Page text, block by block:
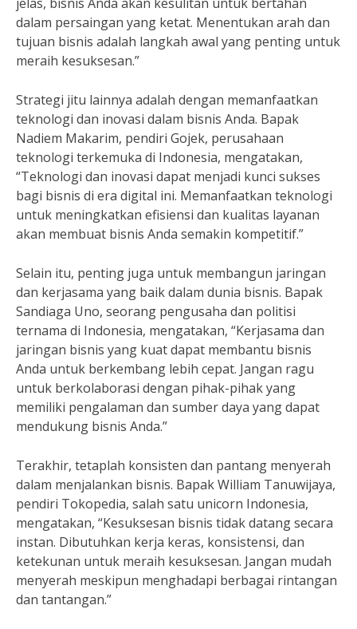
dalam persaingan yang ketat. Menentukan arah dan
tujuan bisnis adalah langkah awal yang penting untuk
meraih kesuksesan.”
Strategi jitu lainnya adalah dengan memanfaatkan
teknologi dan inovasi dalam bisnis Anda. Bapak
Nadiem Makarim, pendiri Gojek, perusahaan
teknologi terkemuka di Indonesia, mengatakan,
“Teknologi dan inovasi dapat menjadi kunci sukses
bagi bisnis di era digital ini. Memanfaatkan teknologi
untuk meningkatkan efisiensi dan kualitas layanan
akan membuat bisnis Anda semakin kompetitif.”
Selain itu, penting juga untuk membangun jaringan
dan kerjasama yang baik dalam dunia bisnis. Bapak
Sandiaga Uno, seorang pengusaha dan politisi
ternama di Indonesia, mengatakan, “Kerjasama dan
jaringan bisnis yang kuat dapat membantu bisnis
Anda untuk berkembang lebih cepat. Jangan ragu
untuk berkolaborasi dengan pihak-pihak yang
memiliki pengalaman dan sumber daya yang dapat
mendukung bisnis Anda.”
Terakhir, tetaplah konsisten dan pantang menyerah
dalam menjalankan bisnis. Bapak William Tanuwijaya,
pendiri Tokopedia, salah satu unicorn Indonesia,
mengatakan, “Kesuksesan bisnis tidak datang secara
instan. Dibutuhkan kerja keras, konsistensi, dan
ketekunan untuk meraih kesuksesan. Jangan mudah
menyerah meskipun menghadapi berbagai rintangan
dan tantangan.”